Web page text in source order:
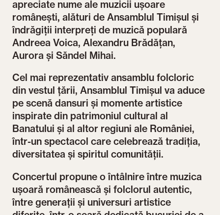
apreciate nume ale muzicii ușoare
românești, alături de Ansamblul Timișul și
îndrăgiții interpreți de muzică populară
Andreea Voica, Alexandru Brădățan,
Aurora și Săndel Mihai.
Cel mai reprezentativ ansamblu folcloric
din vestul țării, Ansamblul Timișul va aduce
pe scenă dansuri și momente artistice
inspirate din patrimoniul cultural al
Banatului și al altor regiuni ale României,
într-un spectacol care celebrează tradiția,
diversitatea și spiritul comunității.
Concertul propune o întâlnire între muzica
ușoară românească și folclorul autentic,
între generații și universuri artistice